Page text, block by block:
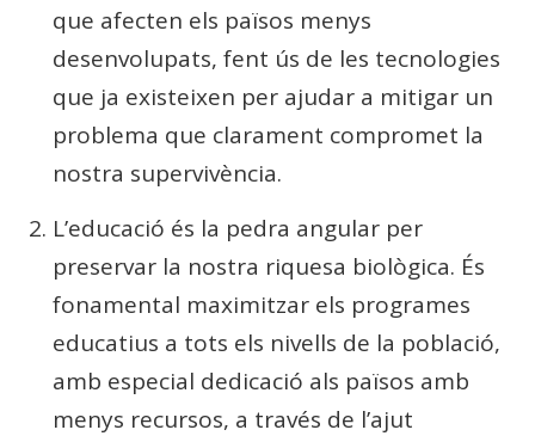
que afecten els països menys
desenvolupats, fent ús de les tecnologies
que ja existeixen per ajudar a mitigar un
problema que clarament compromet la
nostra supervivència.
L’educació és la pedra angular per
preservar la nostra riquesa biològica. És
fonamental maximitzar els programes
educatius a tots els nivells de la població,
amb especial dedicació als països amb
menys recursos, a través de l’ajut